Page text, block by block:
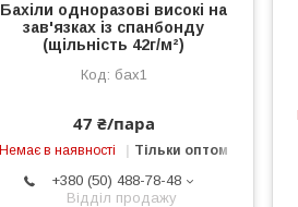
Бахіли одноразові високі на
зав'язках із спанбонду
(щільність 42г/м²)
бах1
47 ₴/пара
Немає в наявності Тільки оптом
+380 (50) 488-78-48
Відділ продажу